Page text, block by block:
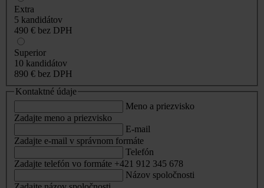
Extra
5 kandidátov
490 € bez DPH
Superior
10 kandidátov
890 € bez DPH
Kontaktné údaje
Meno a priezvisko
Zadajte meno a priezvisko
E-mail
Zadajte e-mail v správnom formáte
Telefón
Zadajte telefón vo formáte +421 912 345 678
Názov spoločnosti